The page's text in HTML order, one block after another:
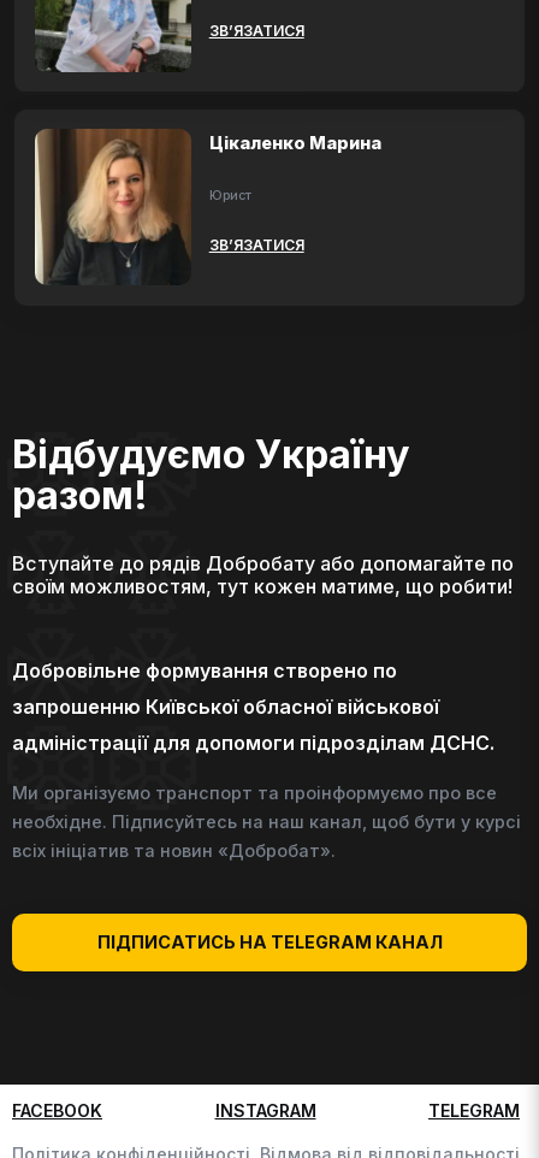
ЗВ’ЯЗАТИСЯ
Цікаленко Марина
Юрист
ЗВ’ЯЗАТИСЯ
Відбудуємо Україну
разом!
Вступайте до рядів Добробату або допомагайте по
своїм можливостям, тут кожен матиме, що робити!
Добровільне формування створено по
запрошенню Київської обласної військової
адміністрації для допомоги підрозділам ДСНС.
Ми організуємо транспорт та проінформуємо про все
необхідне. Підписуйтесь на наш канал, щоб бути у курсі
всіх ініціатив та новин «Добробат».
ПІДПИСАТИСЬ НА TELEGRAM КАНАЛ
FACEBOOK INSTAGRAM TELEGRAM
Політика конфіденційності, Відмова від відповідальності